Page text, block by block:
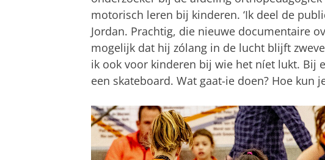
motorisch leren bij kinderen. ‘Ik deel de
Jordan. Prachtig, die nieuwe documentaire
mogelijk dat hij zólang in de lucht blijft
ik ook voor kinderen bij wie het níet lukt. Bij
een skateboard. Wat gaat-ie doen? Hoe kun